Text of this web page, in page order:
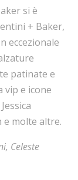
si è
+ Baker,
eccezionale
patinate e
vip e icone
e molte altre.
Celeste